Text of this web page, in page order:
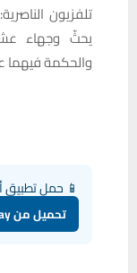
تلفزيون
يحثّ وجهاء
والحكمة فيهما
📱 حمل تطبيق
تحميل من Google Play